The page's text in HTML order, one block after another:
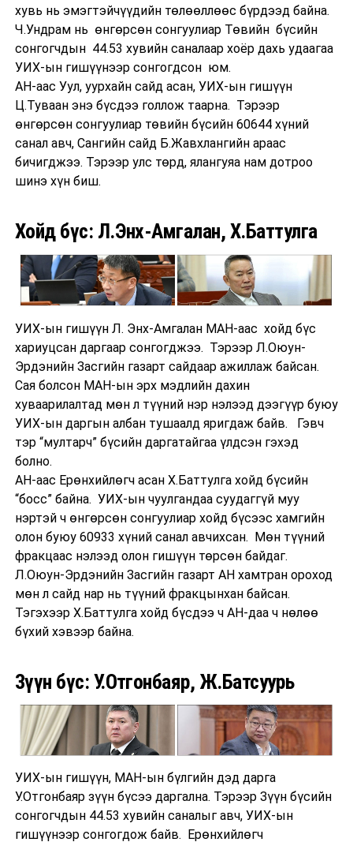
хувь нь эмэгтэйчүүдийн төлөөллөөс бүрдээд байна.
Ч.Ундрам нь өнгөрсөн сонгуулиар Төвийн бүсийн
сонгогчдын 44.53 хувийн саналаар хоёр дахь удаагаа
УИХ-ын гишүүнээр сонгогдсон юм.
АН-аас Уул, уурхайн сайд асан, УИХ-ын гишүүн
Ц.Туваан энэ бүсдээ голлож таарна. Тэрээр
өнгөрсөн сонгуулиар төвийн бүсийн 60644 хүний
санал авч, Сангийн сайд Б.Жавхлангийн араас
бичигджээ. Тэрээр улс төрд, ялангуяа нам дотроо
шинэ хүн биш.
Хойд бүс: Л.Энх-Амгалан, Х.Баттулга
УИХ-ын гишүүн Л. Энх-Амгалан МАН-аас хойд бүс
хариуцсан даргаар сонгогджээ. Тэрээр Л.Оюун-
Эрдэнийн Засгийн газарт сайдаар ажиллаж байсан.
Сая болсон МАН-ын эрх мэдлийн дахин
хуваарилалтад мөн л түүний нэр нэлээд дээгүүр буюу
УИХ-ын даргын албан тушаалд яригдаж байв. Гэвч
тэр “мултарч” бүсийн даргатайгаа үлдсэн гэхэд
болно.
АН-аас Ерөнхийлөгч асан Х.Баттулга хойд бүсийн
“босс” байна. УИХ-ын чуулгандаа суудаггүй муу
нэртэй ч өнгөрсөн сонгуулиар хойд бүсээс хамгийн
олон буюу 60933 хүний санал авчихсан. Мөн түүний
фракцаас нэлээд олон гишүүн төрсөн байдаг.
Л.Оюун-Эрдэнийн Засгийн газарт АН хамтран ороход
мөн л сайд нар нь түүний фракцынхан байсан.
Тэгэхээр Х.Баттулга хойд бүсдээ ч АН-даа ч нөлөө
бүхий хэвээр байна.
Зүүн бүс: У.Отгонбаяр, Ж.Батсуурь
УИХ-ын гишүүн, МАН-ын бүлгийн дэд дарга
У.Отгонбаяр зүүн бүсээ даргална. Тэрээр Зүүн бүсийн
сонгогчдын 44.53 хувийн саналыг авч, УИХ-ын
гишүүнээр сонгогдож байв. Ерөнхийлөгч